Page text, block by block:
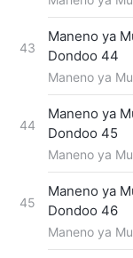
43
Maneno ya
Dondoo 44
Maneno ya
44
Maneno ya
Dondoo 45
Maneno ya
45
Maneno ya
Dondoo 46
Maneno ya